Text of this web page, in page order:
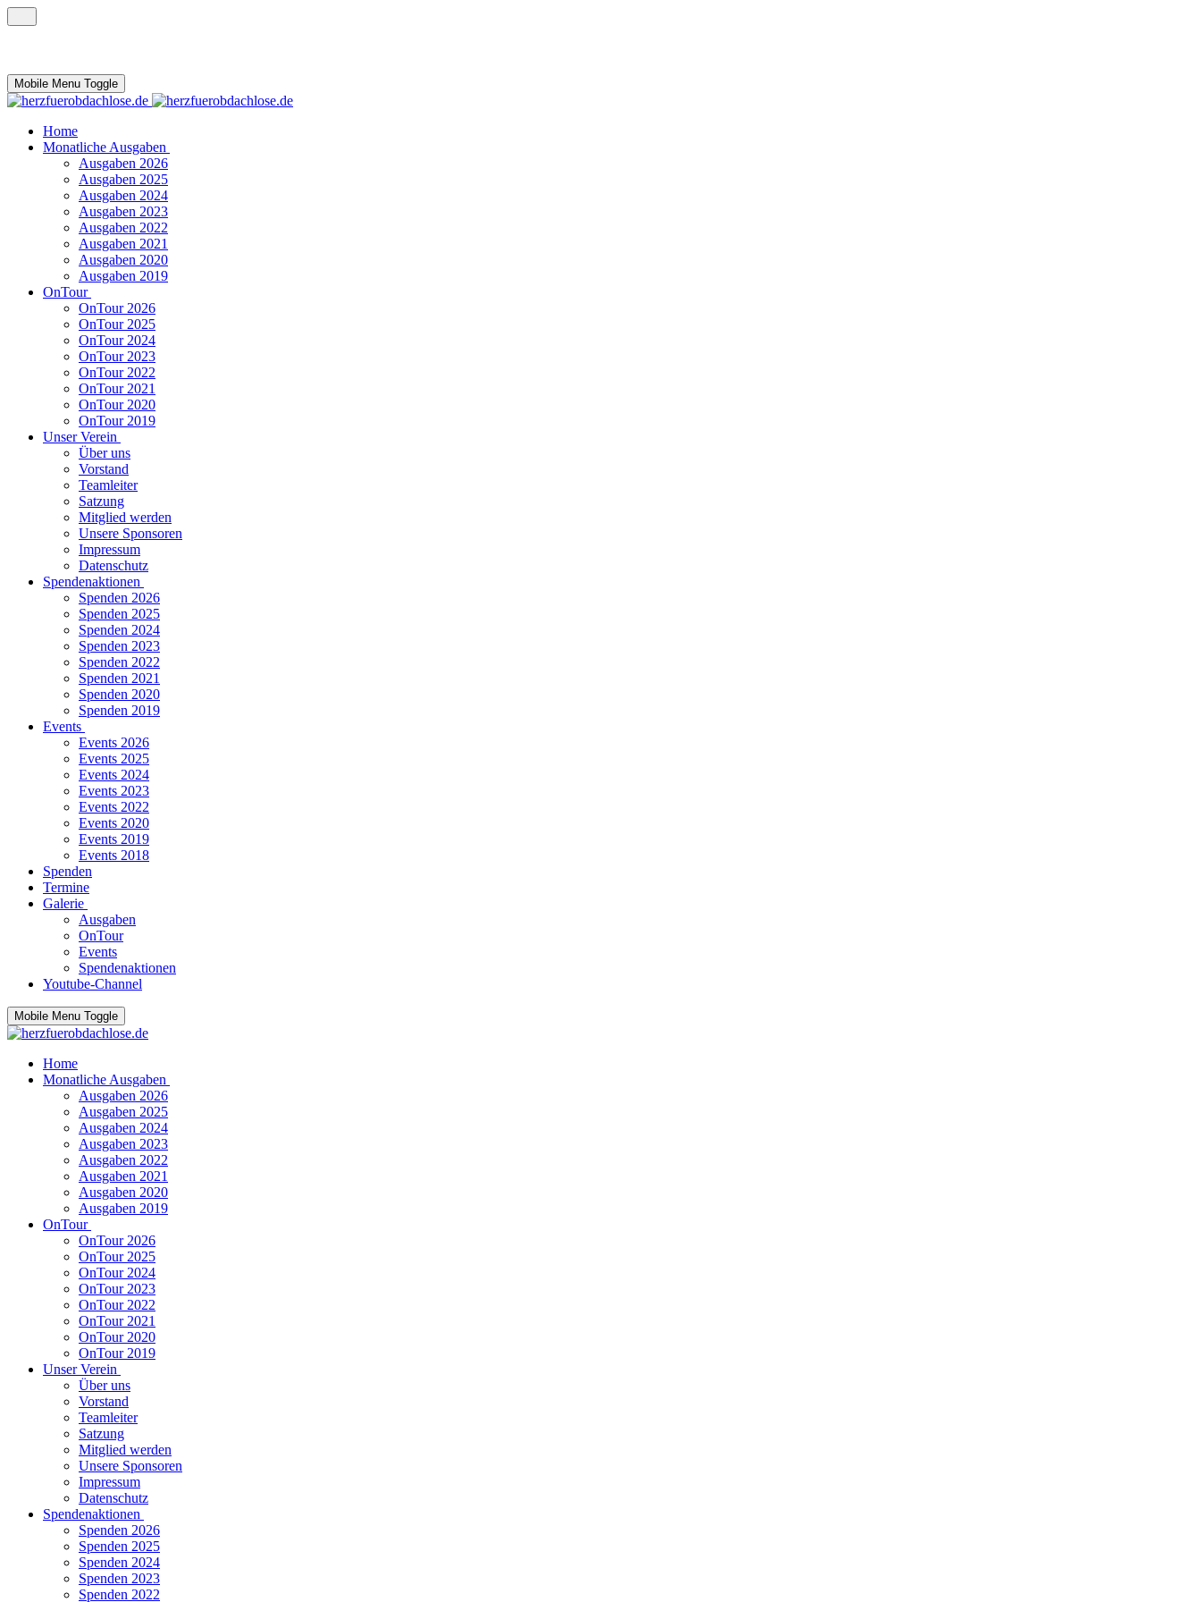
Mobile Menu Toggle
Home
Monatliche Ausgaben
Ausgaben 2026
Ausgaben 2025
Ausgaben 2024
Ausgaben 2023
Ausgaben 2022
Ausgaben 2021
Ausgaben 2020
Ausgaben 2019
OnTour
OnTour 2026
OnTour 2025
OnTour 2024
OnTour 2023
OnTour 2022
OnTour 2021
OnTour 2020
OnTour 2019
Unser Verein
Über uns
Vorstand
Teamleiter
Satzung
Mitglied werden
Unsere Sponsoren
Impressum
Datenschutz
Spendenaktionen
Spenden 2026
Spenden 2025
Spenden 2024
Spenden 2023
Spenden 2022
Spenden 2021
Spenden 2020
Spenden 2019
Events
Events 2026
Events 2025
Events 2024
Events 2023
Events 2022
Events 2020
Events 2019
Events 2018
Spenden
Termine
Galerie
Ausgaben
OnTour
Events
Spendenaktionen
Youtube-Channel
Mobile Menu Toggle
Home
Monatliche Ausgaben
Ausgaben 2026
Ausgaben 2025
Ausgaben 2024
Ausgaben 2023
Ausgaben 2022
Ausgaben 2021
Ausgaben 2020
Ausgaben 2019
OnTour
OnTour 2026
OnTour 2025
OnTour 2024
OnTour 2023
OnTour 2022
OnTour 2021
OnTour 2020
OnTour 2019
Unser Verein
Über uns
Vorstand
Teamleiter
Satzung
Mitglied werden
Unsere Sponsoren
Impressum
Datenschutz
Spendenaktionen
Spenden 2026
Spenden 2025
Spenden 2024
Spenden 2023
Spenden 2022